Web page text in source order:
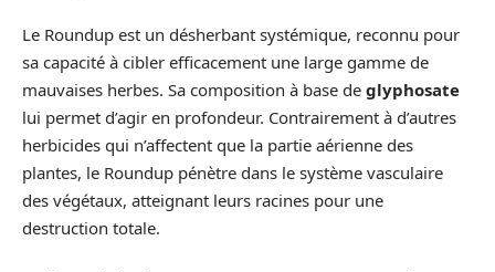
Le Roundup est un désherbant systémique, reconnu pour
sa capacité à cibler efficacement une large gamme de
mauvaises herbes. Sa composition à base de glyphosate
lui permet d’agir en profondeur. Contrairement à d’autres
herbicides qui n’affectent que la partie aérienne des
plantes, le Roundup pénètre dans le système vasculaire
des végétaux, atteignant leurs racines pour une
destruction totale.